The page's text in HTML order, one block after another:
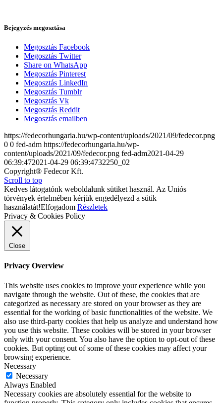
Bejegyzés megosztása
Megosztás Facebook
Megosztás Twitter
Share on WhatsApp
Megosztás Pinterest
Megosztás LinkedIn
Megosztás Tumblr
Megosztás Vk
Megosztás Reddit
Megosztás emailben
https://fedecorhungaria.hu/wp-content/uploads/2021/09/fedecor.png
0 0 fed-adm https://fedecorhungaria.hu/wp-
content/uploads/2021/09/fedecor.png fed-adm2021-04-29
06:39:472021-04-29 06:39:4732250_02
Copyright® Fedecor Kft.
Scroll to top
Kedves látogatónk weboldalunk sütiket használ. Az Uniós
törvények értelmében kérjük engedélyezd a sütik
használatát!Elfogadom Részletek
Privacy & Cookies Policy
Close
Privacy Overview
This website uses cookies to improve your experience while you
navigate through the website. Out of these, the cookies that are
categorized as necessary are stored on your browser as they are
essential for the working of basic functionalities of the website. We
also use third-party cookies that help us analyze and understand how
you use this website. These cookies will be stored in your browser
only with your consent. You also have the option to opt-out of these
cookies. But opting out of some of these cookies may affect your
browsing experience.
Necessary
Necessary
Always Enabled
Necessary cookies are absolutely essential for the website to